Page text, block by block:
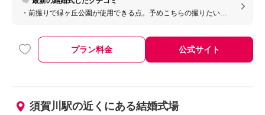
・前撮りで緑ヶ丘公園が使用できる点。予めこちらの撮りたいイ
素敵な写真を撮っていただいた。また前撮りも披露宴当日も、枚
数制限なく撮影データを全ていただけるのが素晴らしい。 ・神前
式を検討している方は大変おすすめです。
プラン料金 公式サイト
須賀川駅の近くにある結婚式場